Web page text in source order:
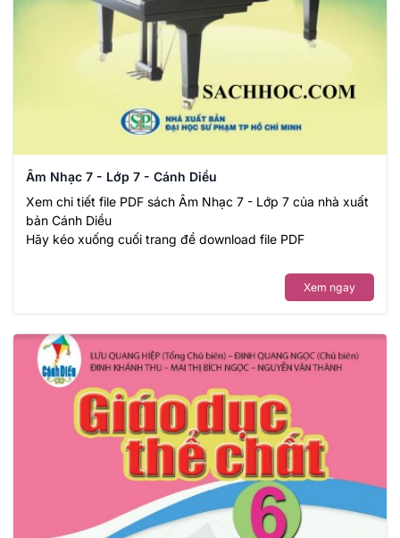
Âm Nhạc 7 - Lớp 7 - Cánh Diều
Xem chi tiết file PDF sách Âm Nhạc 7 - Lớp 7 của nhà xuất
bản Cánh Diều
Hãy kéo xuống cuối trang để download file PDF
Xem ngay